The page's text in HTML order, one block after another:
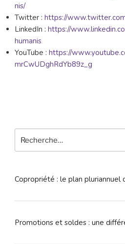
nis/
Twitter : https://
LinkedIn : https://
humanis
YouTube : https://
mrCwUDghRdYb89z_g
pour
Copropriété : le plan pluriannuel
Promotions et soldes : une